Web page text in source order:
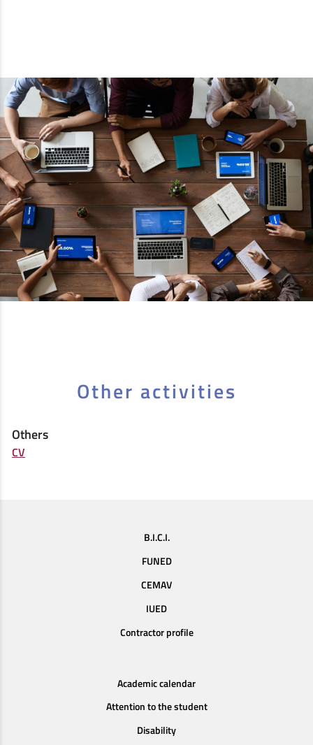
Other activities
Others
CV
B.I.C.I.
FUNED
CEMAV
IUED
Contractor profile
Academic calendar
Attention to the student
Disability